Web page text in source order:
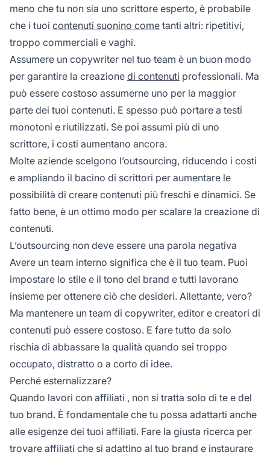
meno che tu non sia uno scrittore esperto, è probabile
che i tuoi contenuti suonino come tanti altri: ripetitivi,
troppo commerciali e vaghi.
Assumere un copywriter nel tuo team è un buon modo
per garantire la creazione di contenuti professionali. Ma
può essere costoso assumerne uno per la maggior
parte dei tuoi contenuti. E spesso può portare a testi
monotoni e riutilizzati. Se poi assumi più di uno
scrittore, i costi aumentano ancora.
Molte aziende scelgono l’outsourcing, riducendo i costi
e ampliando il bacino di scrittori per aumentare le
possibilità di creare contenuti più freschi e dinamici. Se
fatto bene, è un ottimo modo per scalare la creazione di
contenuti.
L’outsourcing non deve essere una parola negativa
Avere un team interno significa che è il tuo team. Puoi
impostare lo stile e il tono del brand e tutti lavorano
insieme per ottenere ciò che desideri. Allettante, vero?
Ma mantenere un team di copywriter, editor e creatori di
contenuti può essere costoso. E fare tutto da solo
rischia di abbassare la qualità quando sei troppo
occupato, distratto o a corto di idee.
Perché esternalizzare?
Quando lavori con affiliati , non si tratta solo di te e del
tuo brand. È fondamentale che tu possa adattarti anche
alle esigenze dei tuoi affiliati. Fare la giusta ricerca per
trovare affiliati che si adattino al tuo brand e instaurare